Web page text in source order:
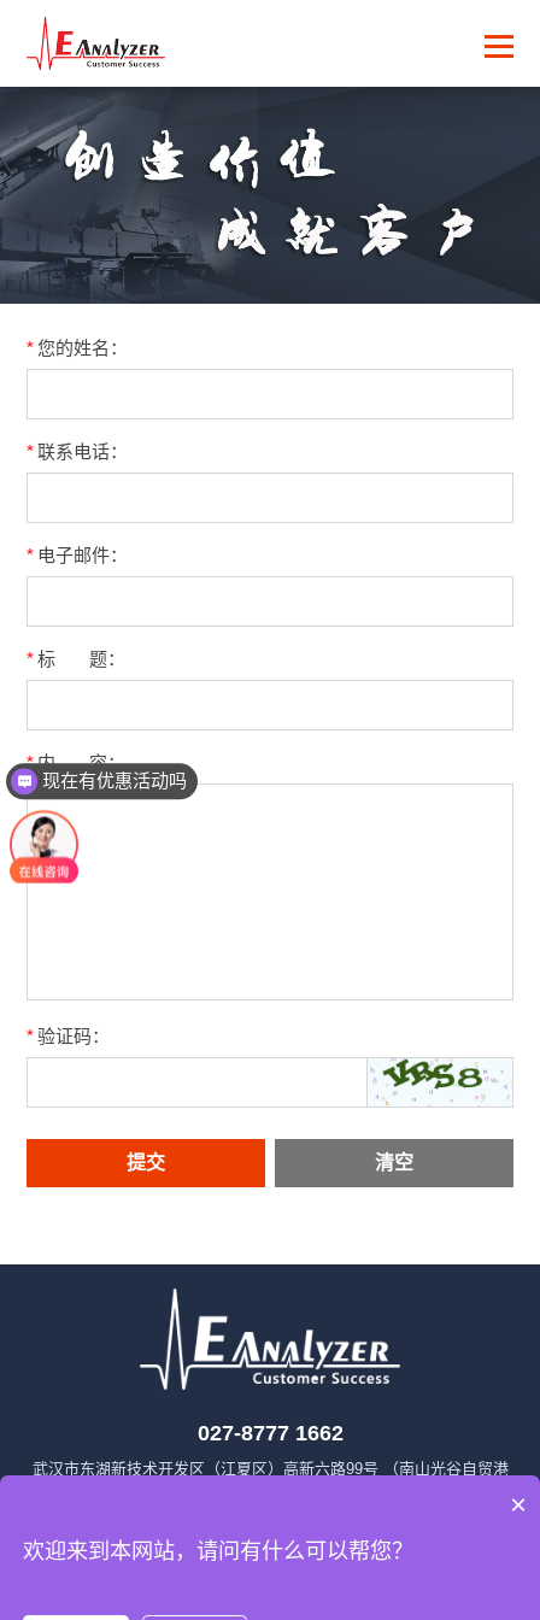
*您的姓名：
*联系电话：
* 电子邮件：
*标题：
*内容：
*验证码：
027-8777 1662
武汉市东湖新技术开发区（江夏区）高新六路99号 （南山光谷自贸港
sales@eanalyzer.com.cn
现在有优惠活动吗
×
欢迎来到本网站，请问有什么可以帮您？